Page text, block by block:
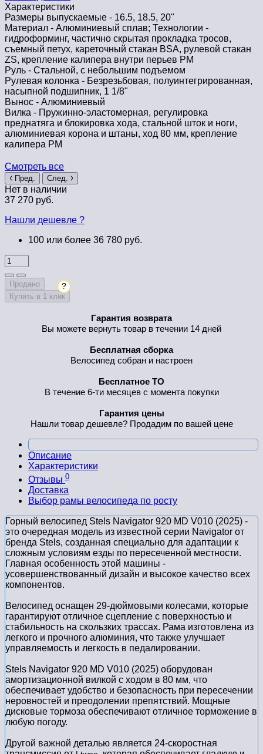
Характеристики
Размеры выпускаемые - 16.5, 18.5, 20ʺ
Материал - Алюминиевый сплав; Технологии -
гидроформинг, частично скрытая прокладка тросов,
съемный петух, кареточный стакан BSA, рулевой стакан
ZS, крепление калипера внутри перьев PM
Руль - Стальной, с небольшим подъемом
Рулевая колонка - Безрезьбовая, полуинтегрированная,
насыпной подшипник, 1 1/8"
Вынос - Алюминиевый
Вилка - Пружинно-эластомерная, регулировка
преднатяга и блокировка хода, стальной шток и ноги,
алюминиевая корона и штаны, ход 80 мм, крепление
калипера PM
Смотреть все
Пред. След.
Нет в наличии
37 270 руб.
Нашли дешевле ?
100 или более 36 780 руб.
Продано
Купить в 1 клик
?
Гарантия возврата
Вы можете вернуть товар в течении 14 дней
Бесплатная сборка
Велосипед собран и настроен
Бесплатное ТО
В течение 6-ти месяцев с момента покупки
Гарантия цены
Нашли товар дешевле? Продадим по вашей цене
Описание
Характеристики
Отзывы 0
Доставка
Выбор рамы велосипеда по росту
Горный велосипед Stels Navigator 920 MD V010 (2025) -
это очередная модель из известной серии Navigator от
бренда Stels, созданная специально для адаптации к
сложным условиям езды по пересеченной местности.
Главная особенность этой машины -
усовершенствованный дизайн и высокое качество всех
компонентов.
Велосипед оснащен 29-дюймовыми колесами, которые
гарантируют отличное сцепление с поверхностью и
стабильность на скользких трассах. Рама изготовлена из
легкого и прочного алюминия, что также улучшает
управляемость и легкость в педалировании.
Stels Navigator 920 MD V010 (2025) оборудован
амортизационной вилкой с ходом в 80 мм, что
обеспечивает удобство и безопасность при пересечении
неровностей и преодолении препятствий. Мощные
дисковые тормоза обеспечивают отличное торможение в
любую погоду.
Другой важной деталью является 24-скоростная